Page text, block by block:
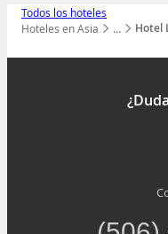
Todos los hoteles
…
Mostrar
Hoteles en Asia Hotel